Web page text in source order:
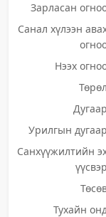
Зарласан
Санал хүлээн
Нээх
Төрөл
Дугаар
Урилгын дугаар
Санхүүжилтийн
үүсвэр
Тухайн